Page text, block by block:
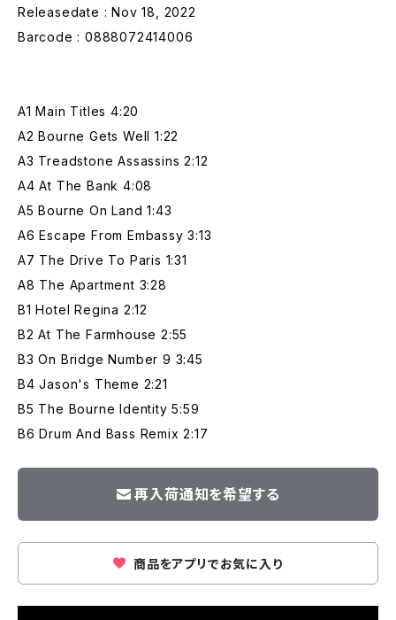
Releasedate : Nov 18, 2022
Barcode : 0888072414006
A1 Main Titles 4:20
A2 Bourne Gets Well 1:22
A3 Treadstone Assassins 2:12
A4 At The Bank 4:08
A5 Bourne On Land 1:43
A6 Escape From Embassy 3:13
A7 The Drive To Paris 1:31
A8 The Apartment 3:28
B1 Hotel Regina 2:12
B2 At The Farmhouse 2:55
B3 On Bridge Number 9 3:45
B4 Jason's Theme 2:21
B5 The Bourne Identity 5:59
B6 Drum And Bass Remix 2:17
再入荷通知を希望する
商品をアプリでお気に入り